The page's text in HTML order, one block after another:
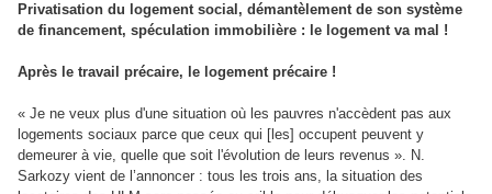
Privatisation du logement social, démantèlement de son système
de financement, spéculation immobilière : le logement va mal !
Après le travail précaire, le logement précaire !
« Je ne veux plus d'une situation où les pauvres n'accèdent pas aux
logements sociaux parce que ceux qui [les] occupent peuvent y
demeurer à vie, quelle que soit l'évolution de leurs revenus ». N.
Sarkozy vient de l’annoncer : tous les trois ans, la situation des